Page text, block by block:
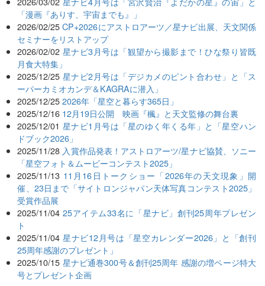
「漫画『ありす、宇宙までも』」
2026/02/25 CP+2026にアストロアーツ／星ナビ出展、天文関係
セミナーをリストアップ
2026/02/02 星ナビ3月号は「観望から撮影まで！ひな祭り皆既
月食大特集」
2025/12/25 星ナビ2月号は「デジカメのピント合わせ」と「ス
ーパーカミオカンデ＆KAGRAに潜入」
2025/12/25 2026年「星空と暮らす365日」
2025/12/16 12月19日公開 映画『楓』と天文監修の舞台裏
2025/12/01 星ナビ1月号は「星のゆく年くる年」と「星空ハン
ドブック2026」
2025/11/28 入賞作品発表！アストロアーツ/星ナビ協賛、ソニー
「星空フォト＆ムービーコンテスト2025」
2025/11/13 11月16日トークショー「2026年の天文現象」開
催、23日まで「サイトロンジャパン天体写真コンテスト2025」
受賞作品展
2025/11/04 25アイテム33名に「星ナビ」創刊25周年プレゼン
ト
2025/11/04 星ナビ12月号は「星空カレンダー2026」と「創刊
25周年感謝のプレゼント」
2025/10/15 星ナビ通巻300号＆創刊25周年 感謝の増ページ特大
号とプレゼント企画